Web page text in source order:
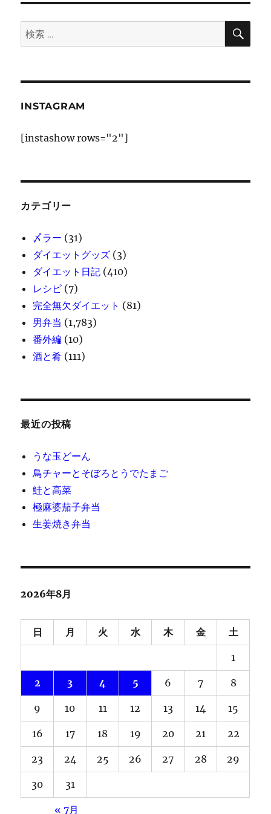
ン
検
索:
検
INSTAGRAM
[instashow rows="2"]
カテゴリー
〆ラー (31)
ダイエットグッズ (3)
ダイエット日記 (410)
レシピ (7)
完全無欠ダイエット (81)
男弁当 (1,783)
番外編 (10)
酒と肴 (111)
最近の投稿
うな玉どーん
鳥チャーとそぼろとうでたまご
鮭と高菜
極麻婆茄子弁当
生姜焼き弁当
2026年8月
日 月 火 水 木 金 土
1
2 3 4 5 6 7 8
9 10 11 12 13 14 15
16 17 18 19 20 21 22
23 24 25 26 27 28 29
30 31
« 7月